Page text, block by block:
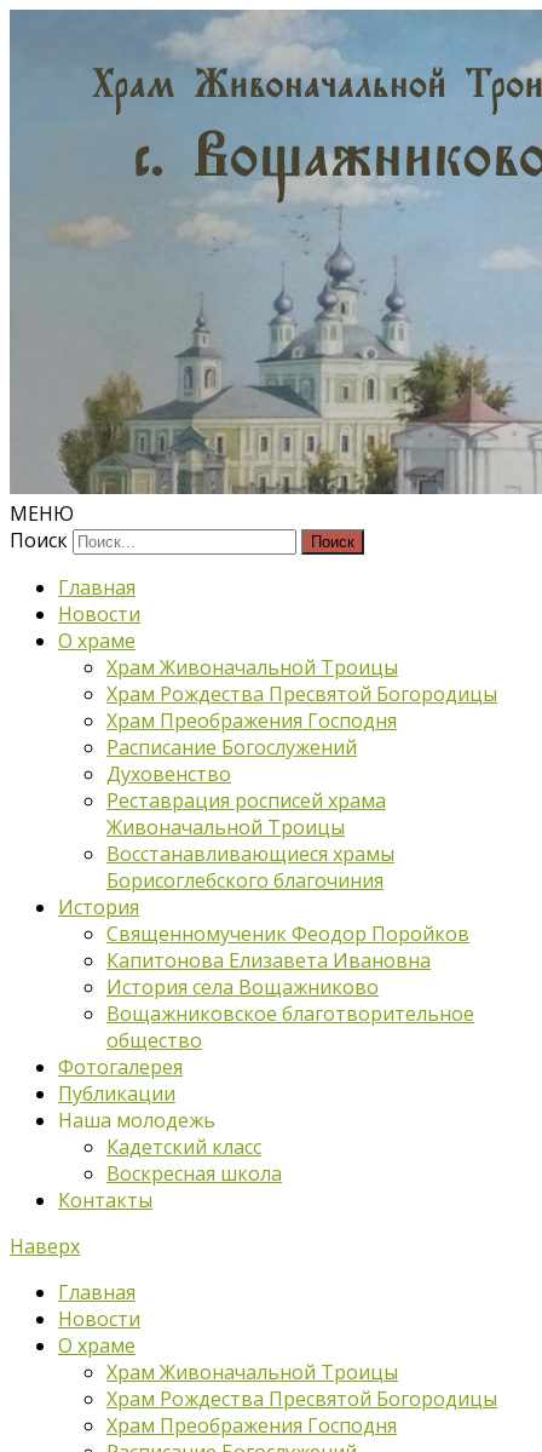
МЕНЮ
Поиск
Главная
Новости
О храме
Храм Живоначальной Троицы
Храм Рождества Пресвятой Богородицы
Храм Преображения Господня
Расписание Богослужений
Духовенство
Реставрация росписей храма
Живоначальной Троицы
Восстанавливающиеся храмы
Борисоглебского благочиния
История
Священномученик Феодор Поройков
Капитонова Елизавета Ивановна
История села Вощажниково
Вощажниковское благотворительное
общество
Фотогалерея
Публикации
Наша молодежь
Кадетский класс
Воскресная школа
Контакты
Наверх
Главная
Новости
О храме
Храм Живоначальной Троицы
Храм Рождества Пресвятой Богородицы
Храм Преображения Господня